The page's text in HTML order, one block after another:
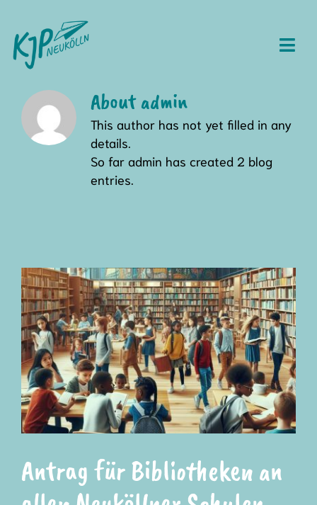
content
Über uns
Mitmachen
Häufige Fragen
Kontakt
Aboutadmin
This author has not yet filled in any
details.
So far admin has created 2 blog
entries.
Antrag für Bibliotheken an